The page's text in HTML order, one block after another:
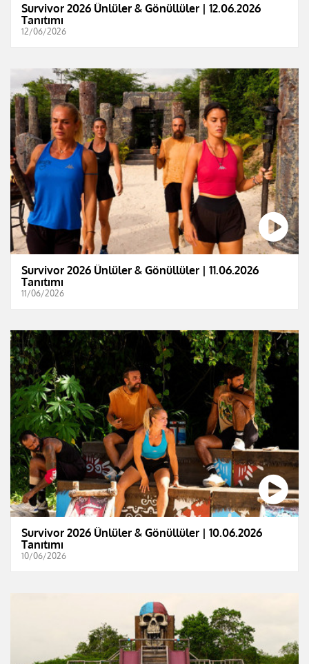
Survivor 2026 Ünlüler & Gönüllüler | 12.06.2026
Tanıtımı
12/06/2026
Survivor 2026 Ünlüler & Gönüllüler | 11.06.2026
Tanıtımı
11/06/2026
Survivor 2026 Ünlüler & Gönüllüler | 10.06.2026
Tanıtımı
10/06/2026